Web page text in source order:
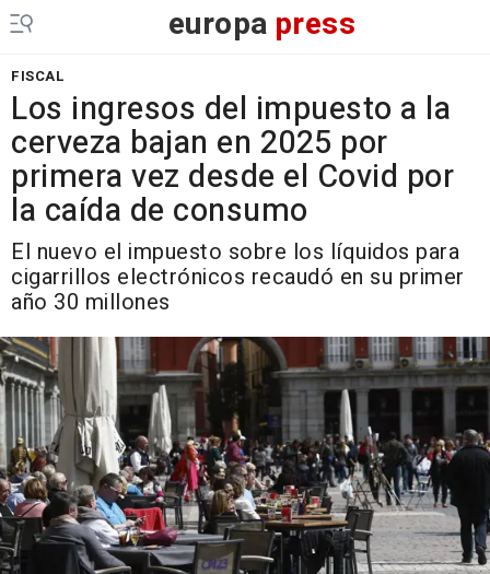
europa press
FISCAL
Los ingresos del impuesto a la
cerveza bajan en 2025 por
primera vez desde el Covid por
la caída de consumo
El nuevo el impuesto sobre los líquidos para
cigarrillos electrónicos recaudó en su primer
año 30 millones